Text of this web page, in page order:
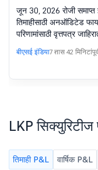
अंतर्गत घोषणा -
जून 30, 2026 रोजी समाप्त
तिमाहीसाठी अनऑडिटेड
परिणामांसाठी वृत्तपत्र
बीएसई इंडिया7 तास 42
LKP
तिमाही P&L वार्षिक P&L